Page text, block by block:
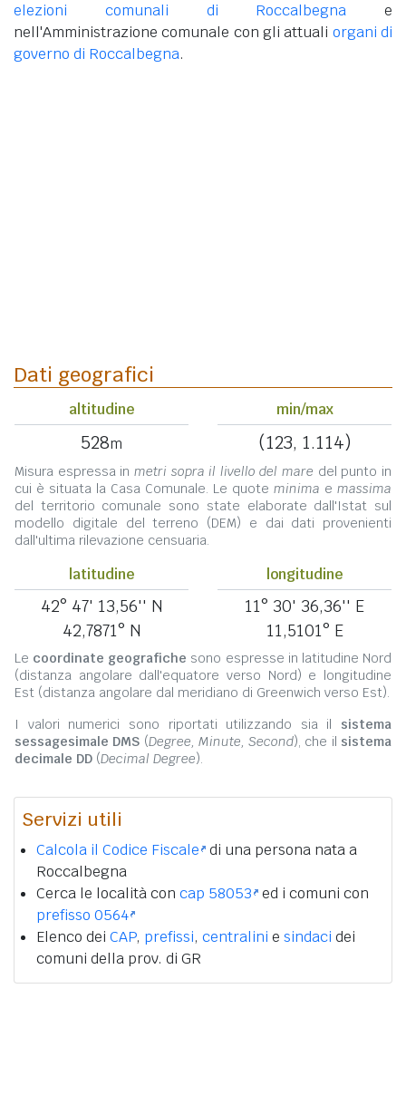
elezioni comunali di Roccalbegna e
nell'Amministrazione comunale con gli attuali organi di
governo di Roccalbegna.
Dati geografici
altitudine
528m
min/max
(123, 1.114)
Misura espressa in metri sopra il livello del mare del punto in
cui è situata la Casa Comunale. Le quote minima e massima
del territorio comunale sono state elaborate dall'Istat sul
modello digitale del terreno (DEM) e dai dati provenienti
dall'ultima rilevazione censuaria.
latitudine
42° 47' 13,56'' N
42,7871° N
longitudine
11° 30' 36,36'' E
11,5101° E
Le coordinate geografiche sono espresse in latitudine Nord
(distanza angolare dall'equatore verso Nord) e longitudine
Est (distanza angolare dal meridiano di Greenwich verso Est).
I valori numerici sono riportati utilizzando sia il sistema
sessagesimale DMS (Degree, Minute, Second), che il sistema
decimale DD (Decimal Degree).
Servizi utili
Calcola il Codice Fiscale di una persona nata a
Roccalbegna
Cerca le località con cap 58053 ed i comuni con
prefisso 0564
Elenco dei CAP, prefissi, centralini e sindaci dei
comuni della prov. di GR